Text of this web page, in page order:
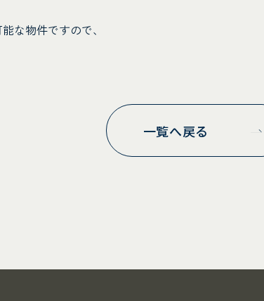
な物件ですので、
一覧へ戻る